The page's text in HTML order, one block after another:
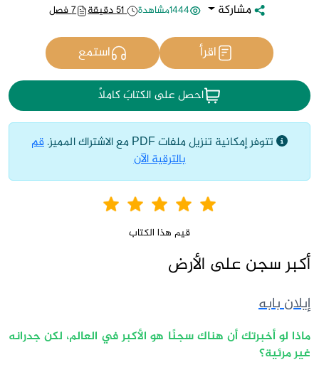
مشاركة 1444مشاهدة 51 دقيقة 7 فصل
اقرأ استمع
احصل على الكتابَ كاملاً
تتوفر إمكانية تنزيل ملفات PDF مع الاشتراك المميز.
قم
بالترقية الآن
قيم هذا الكتاب
أكبر سجن على الأرض
إيلان بابه
ماذا لو أخبرتك أن هناك سجنًا هو الأكبر في العالم، لكن جدرانه
غير مرئية؟